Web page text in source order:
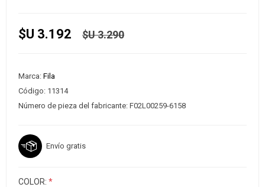
$U 3.192 $U 3.290
Marca: Fila
Código: 11314
Número de pieza del fabricante: F02L00259-6158
Envío gratis
COLOR: *